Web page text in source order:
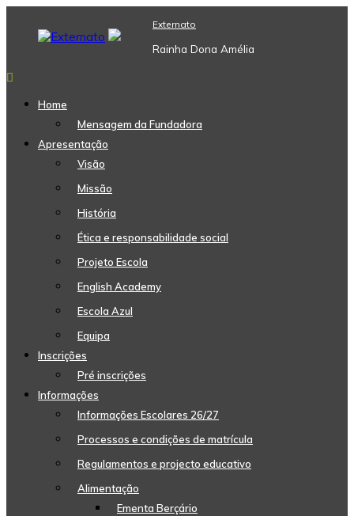
content
Externato
Rainha Dona Amélia
Home
Mensagem da Fundadora
Apresentação
Visão
Missão
História
Ética e responsabilidade social
Projeto Escola
English Academy
Escola Azul
Equipa
Inscrições
Pré inscrições
Informações
Informações Escolares 26/27
Processos e condições de matrícula
Regulamentos e projecto educativo
Alimentação
Ementa Berçário